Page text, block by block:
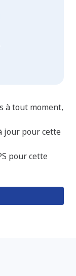
à tout moment,
jour pour cette
pour cette